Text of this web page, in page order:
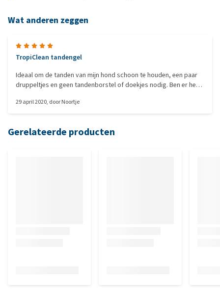
Wat anderen zeggen
TropiClean tandengel
Ideaal om de tanden van mijn hond schoon te houden, een paar
druppeltjes en geen tandenborstel of doekjes nodig. Ben er heel
29 april 2020, doorNoortje
Gerelateerde producten